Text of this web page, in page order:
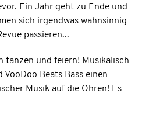
Ein Jahr geht zu Ende und
sich irgendwas wahnsinnig
passieren...
tanzen und feiern! Musikalisch
Beats Bass einen
Musik auf die Ohren! Es